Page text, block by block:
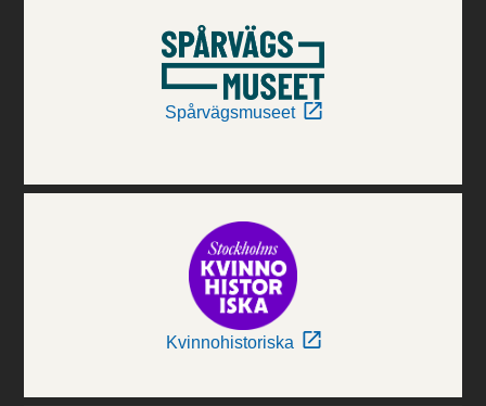
Spårvägsmuseet
Kvinnohistoriska